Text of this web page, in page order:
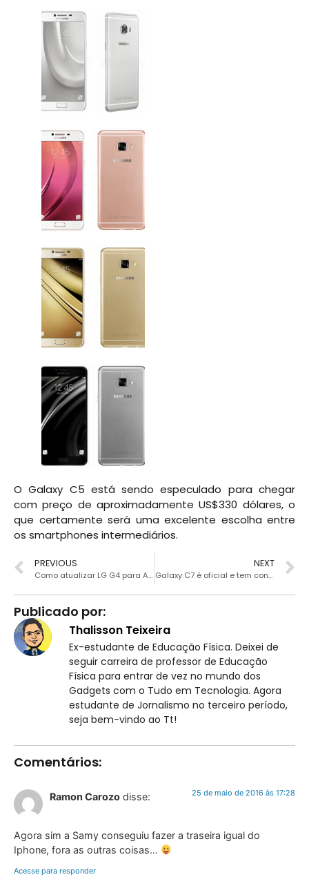
O Galaxy C5 está sendo especulado para chegar
com preço de aproximadamente US$330 dólares, o
que certamente será uma excelente escolha entre
os smartphones intermediários.
PREVIOUS
Como atualizar LG G4 para Android 6.0
NEXT
Galaxy C7 é oficial e tem configuração potente
Publicado por:
Thalisson Teixeira
Ex-estudante de Educação Física. Deixei de
seguir carreira de professor de Educação
Física para entrar de vez no mundo dos
Gadgets com o Tudo em Tecnologia. Agora
estudante de Jornalismo no terceiro período,
seja bem-vindo ao Tt!
Comentários:
Ramon Carozo disse: 25 de maio de 2016 às 17:28
Agora sim a Samy conseguiu fazer a traseira igual do
Iphone, fora as outras coisas…
Acesse para responder